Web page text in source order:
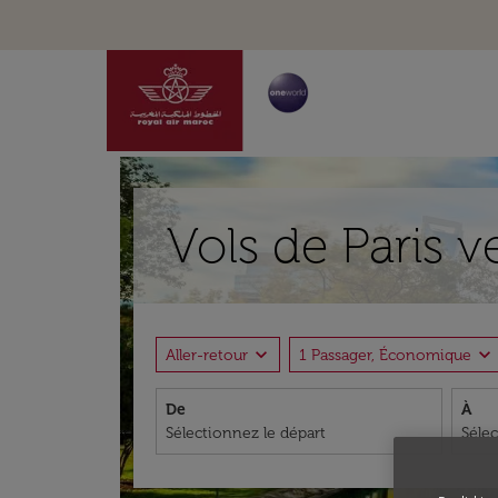
Vols de Paris
Aller-retour expand_more 1 Passager, Économique expand_more
De À